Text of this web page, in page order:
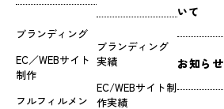
ブランディング
EC／WEBサイト
制作
フルフィルメン
ブランディング
実績
EC/WEBサイト制
作実績
いて
お知らせ